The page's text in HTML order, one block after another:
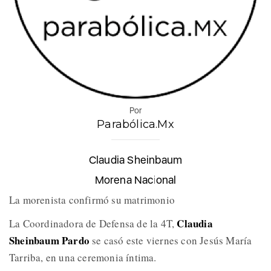
Por
Parabólica.Mx
Claudia Sheinbaum
Morena Nacional
La morenista confirmó su matrimonio
La Coordinadora de Defensa de la 4T,Claudia
Sheinbaum Pardo se casó este viernes con Jesús María
Tarriba, en una ceremonia íntima.